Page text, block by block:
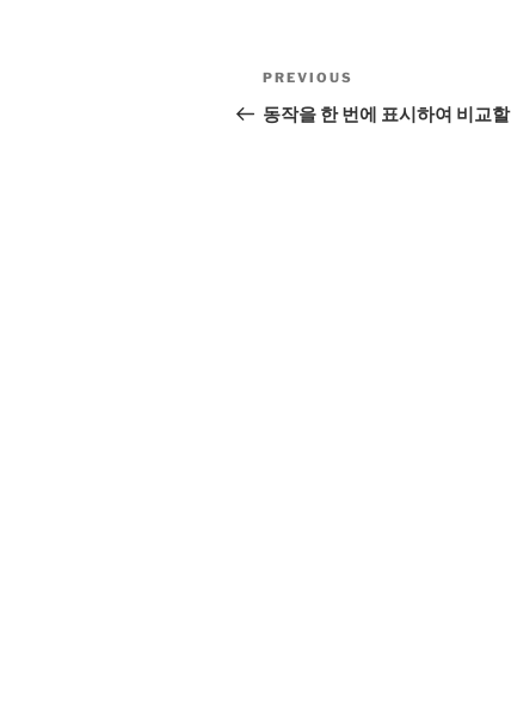
Post
navigation
Previous
Post
PREVIOUS
동작을 한 번에 표시하여 비교할